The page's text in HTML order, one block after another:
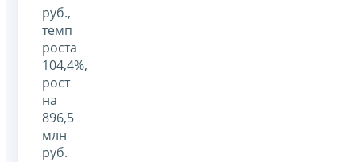
руб.,
темп
роста
104,4%,
рост
на
896,5
млн
руб.